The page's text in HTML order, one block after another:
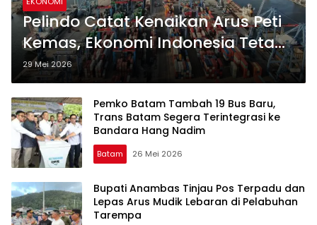
Pelindo Catat Kenaikan Arus Peti
Kemas, Ekonomi Indonesia Tetap
Solid
29 Mei 2026
Pemko Batam Tambah 19 Bus Baru,
Trans Batam Segera Terintegrasi ke
Bandara Hang Nadim
Batam 26 Mei 2026
Bupati Anambas Tinjau Pos Terpadu dan
Lepas Arus Mudik Lebaran di Pelabuhan
Tarempa